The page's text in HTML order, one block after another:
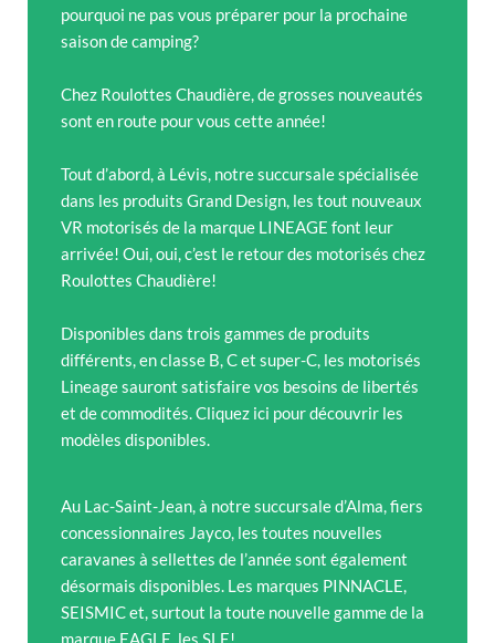
pourquoi ne pas vous préparer pour la prochaine
saison de camping?
Chez Roulottes Chaudière, de grosses nouveautés
sont en route pour vous cette année!
Tout d’abord, à Lévis, notre succursale spécialisée
dans les produits Grand Design, les tout nouveaux
VR motorisés de la marque LINEAGE font leur
arrivée! Oui, oui, c’est le retour des motorisés chez
Roulottes Chaudière!
Disponibles dans trois gammes de produits
différents, en classe B, C et super-C, les motorisés
Lineage sauront satisfaire vos besoins de libertés
et de commodités. Cliquez ici pour découvrir les
modèles disponibles.
Au Lac-Saint-Jean, à notre succursale d’Alma, fiers
concessionnaires Jayco, les toutes nouvelles
caravanes à sellettes de l’année sont également
désormais disponibles. Les marques PINNACLE,
SEISMIC et, surtout la toute nouvelle gamme de la
marque EAGLE, les SLE!